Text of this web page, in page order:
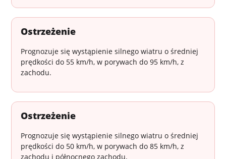
Ostrzeżenie
Prognozuje się wystąpienie silnego wiatru o średniej
prędkości do 55 km/h, w porywach do 95 km/h, z
zachodu.
Ostrzeżenie
Prognozuje się wystąpienie silnego wiatru o średniej
prędkości do 50 km/h, w porywach do 85 km/h, z
zachodu i północnego zachodu.